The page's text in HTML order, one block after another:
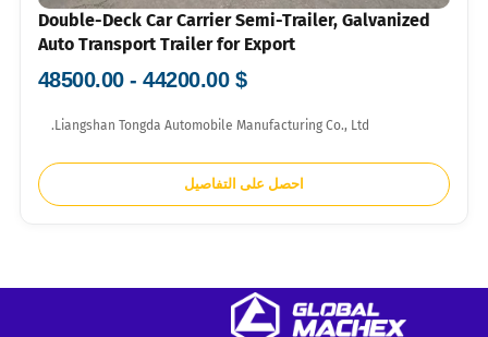
Double-Deck Car Carrier Semi-Trailer, Galvanized
Auto Transport Trailer for Export
$ 44200.00 - 48500.00
Liangshan Tongda Automobile Manufacturing Co., Ltd.
احصل على التفاصيل